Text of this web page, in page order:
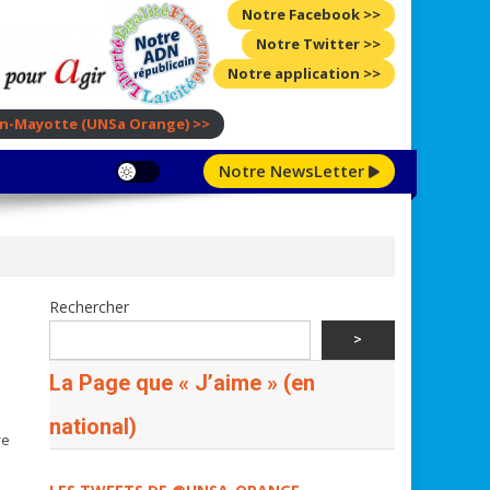
Notre Facebook >>
Notre Twitter >>
Notre application >>
Mayotte (UNSa Orange) >>
Notre NewsLetter
Rechercher
>
La Page que « J’aime » (en
national)